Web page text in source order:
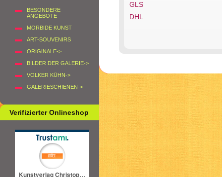
BESONDERE
ANGEBOTE
MORBIDE KUNST
ART-SOUVENIRS
ORIGINALE->
BILDER DER GALERIE->
VOLKER KÜHN->
GALERIESCHIENEN->
Verifizierter Onlineshop
GLS
DHL